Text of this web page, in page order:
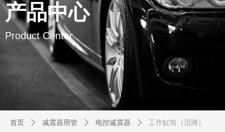
首页 ꄲ 减震器用管 ꄲ 电控减震器 ꄲ 工作缸筒（泪滴）
产品中心
Product Center